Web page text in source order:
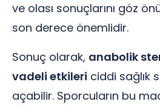
ve olası sonuçlarını göz
son derece önemlidir.
Sonuç olarak, anabolik
vadeli etkileri ciddi sağlık
açabilir. Sporcuların bu